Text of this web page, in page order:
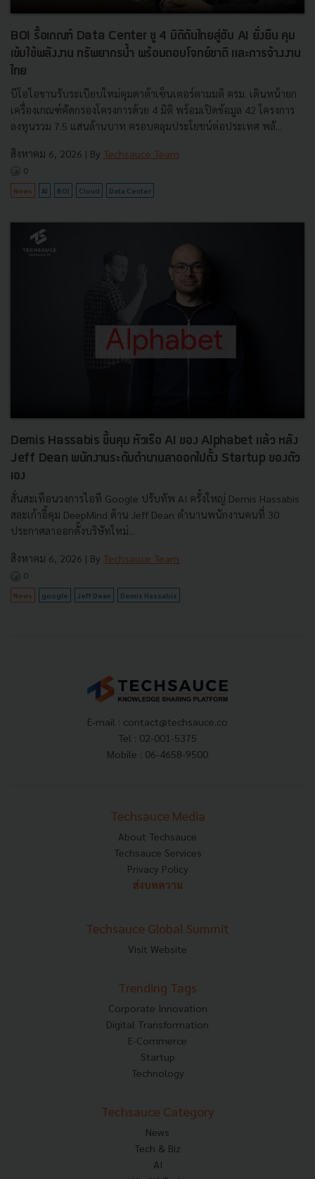
BOI รื้อเกณฑ์ Data Center ชู 4 มิติดันไทยสู่ฮับ AI ยั่งยืน คุม
เข้มใช้พลังงาน ทรัพยากรน้ำ พร้อมตอบโจทย์ชาติ และการจ้างงาน
ไทย
บีโอไอขานรับระเบียบใหม่คุมดาต้าเซ็นเตอร์ตามมติ ครม. เดินหน้ายก
เครื่องเกณฑ์คัดกรองโครงการด้วย 4 มิติ พร้อมเปิดข้อมูล 42 โครงการ
ลงทุนรวม 7.5 แสนล้านบาท ครอบคลุมประโยชน์ต่อประเทศ พลั...
สิงหาคม 6, 2026 | By Techsauce Team
0
News AI BOI Cloud Data Center
Demis Hassabis ขึ้นคุม หัวเรือ AI ของ Alphabet แล้ว หลัง
Jeff Dean พนักงานระดับตำนานลาออกไปตั้ง Startup ของตัว
เอง
สั่นสะเทือนวงการไอที Google ปรับทัพ AI ครั้งใหญ่ Demis Hassabis
สละเก้าอี้คุม DeepMind ด้าน Jeff Dean ตำนานพนักงานคนที่ 30
ประกาศลาออกตั้งบริษัทใหม่...
สิงหาคม 6, 2026 | By Techsauce Team
0
News google Jeff Dean Demis Hassabis
E-mail : contact@techsauce.co
Tel : 02-001-5375
Mobile : 06-4658-9500
Techsauce Media
About Techsauce
Techsauce Services
Privacy Policy
ส่งบทความ
Techsauce Global Summit
Visit Website
Trending Tags
Corporate Innovation
Digital Transformation
E-Commerce
Startup
Technology
Techsauce Category
News
Tech & Biz
AI